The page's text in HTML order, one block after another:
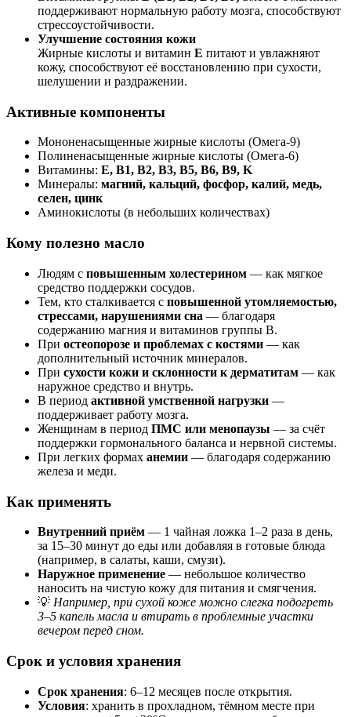
поддерживают нормальную работу мозга, способствуют
стрессоустойчивости.
Улучшение состояния кожи
Жирные кислоты и витамин E питают и увлажняют
кожу, способствуют её восстановлению при сухости,
шелушении и раздражении.
Активные компоненты
Мононенасыщенные жирные кислоты (Омега-9)
Полиненасыщенные жирные кислоты (Омега-6)
Витамины: E, B1, B2, B3, B5, B6, B9, K
Минералы: магний, кальций, фосфор, калий, медь,
селен, цинк
Аминокислоты (в небольших количествах)
Кому полезно масло
Людям с повышенным холестерином — как мягкое
средство поддержки сосудов.
Тем, кто сталкивается с повышенной утомляемостью,
стрессами, нарушениями сна — благодаря
содержанию магния и витаминов группы B.
При остеопорозе и проблемах с костями — как
дополнительный источник минералов.
При сухости кожи и склонности к дерматитам — как
наружное средство и внутрь.
В период активной умственной нагрузки —
поддерживает работу мозга.
Женщинам в период ПМС или менопаузы — за счёт
поддержки гормонального баланса и нервной системы.
При легких формах анемии — благодаря содержанию
железа и меди.
Как применять
Внутренний приём — 1 чайная ложка 1–2 раза в день,
за 15–30 минут до еды или добавляя в готовые блюда
(например, в салаты, каши, смузи).
Наружное применение — небольшое количество
наносить на чистую кожу для питания и смягчения.
💡 Например, при сухой коже можно слегка подогреть
3–5 капель масла и втирать в проблемные участки
вечером перед сном.
Срок и условия хранения
Срок хранения: 6–12 месяцев после открытия.
Условия: хранить в прохладном, тёмном месте при